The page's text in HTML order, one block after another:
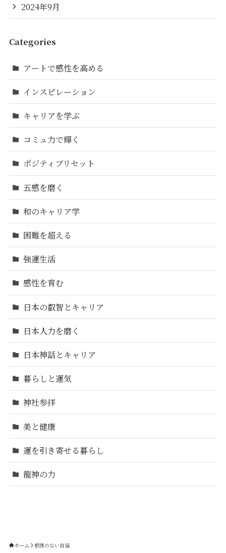
2024年9月
Categories
アートで感性を高める
インスピレーション
キャリアを学ぶ
コミュ力で輝く
ポジティブリセット
五感を磨く
和のキャリア学
困難を超える
強運生活
感性を育む
日本の叡智とキャリア
日本人力を磨く
日本神話とキャリア
暮らしと運気
神社参拝
美と健康
運を引き寄せる暮らし
龍神の力
ホーム 根拠のない自信